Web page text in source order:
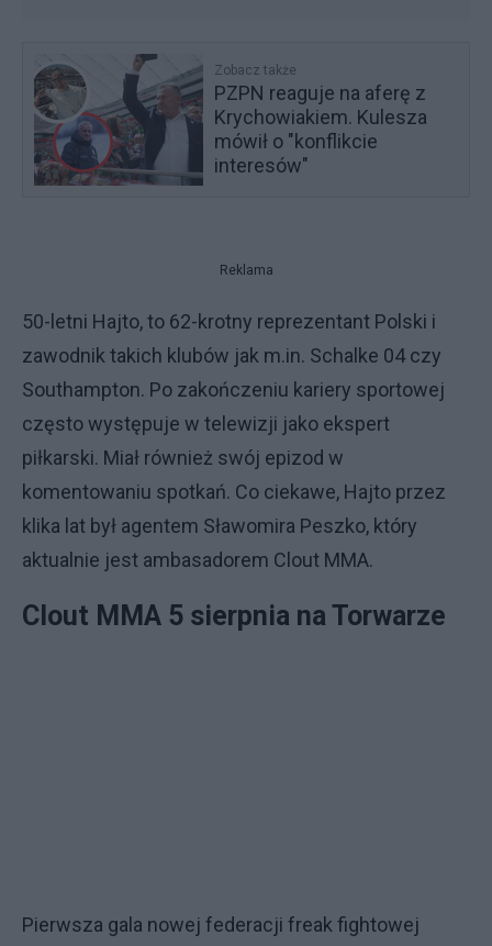
Zobacz także
PZPN reaguje na aferę z
Krychowiakiem. Kulesza
mówił o "konflikcie
interesów"
Reklama
50-letni Hajto, to 62-krotny reprezentant Polski i
zawodnik takich klubów jak m.in. Schalke 04 czy
Southampton. Po zakończeniu kariery sportowej
często występuje w telewizji jako ekspert
piłkarski. Miał również swój epizod w
komentowaniu spotkań. Co ciekawe, Hajto przez
klika lat był agentem Sławomira Peszko, który
aktualnie jest ambasadorem Clout MMA.
Clout MMA 5 sierpnia na Torwarze
Pierwsza gala nowej federacji freak fightowej